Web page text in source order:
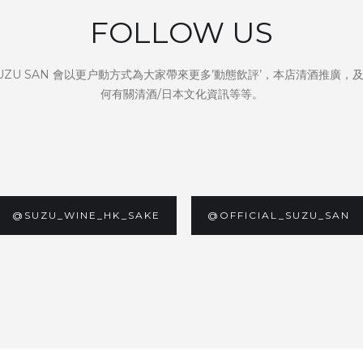
FOLLOW US
SAN 會以更户動方式為大家帶來更多’動態飲評’，本店清酒推廣，
何有關清酒/日本文化資訊等等。
@SUZU_WINE_HK_SAKE @OFFICIAL_SUZU_SAN